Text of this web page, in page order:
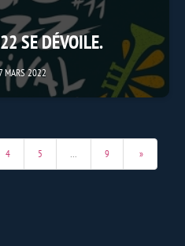
SE DÉVOILE.
MARS 2022
4 5 … 9 »